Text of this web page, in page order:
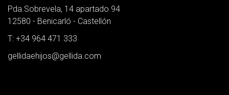
Pda.Sobrevela, 14 apartado 94
12580 - Benicarló - Castellón
T: +34 964 471 333
gellidaehijos@gellida.com